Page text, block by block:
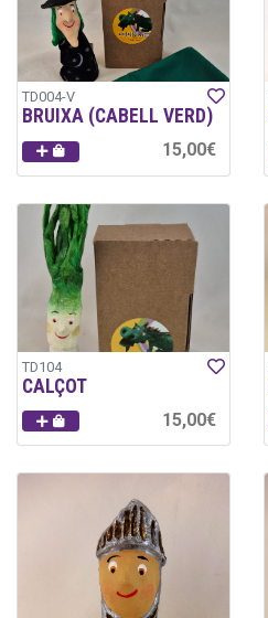
TD004-V
BRUIXA (CABELL VERD)
15,00€
TD104
CALÇOT
15,00€